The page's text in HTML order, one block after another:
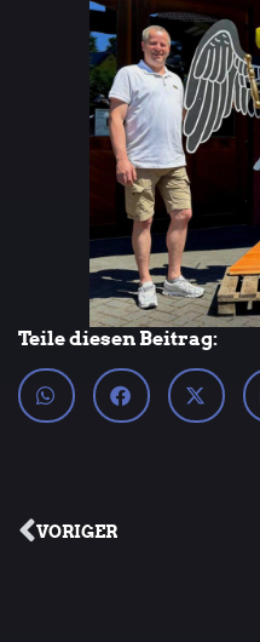
Teile diesen Beitrag:
VORIGER